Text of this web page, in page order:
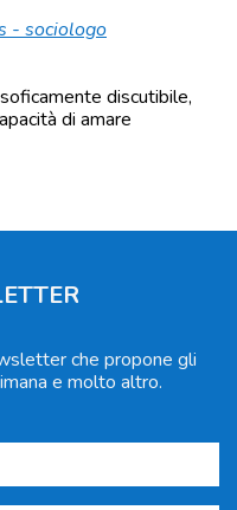
- sociologo
discutibile,
di amare
che propone gli
e molto altro.